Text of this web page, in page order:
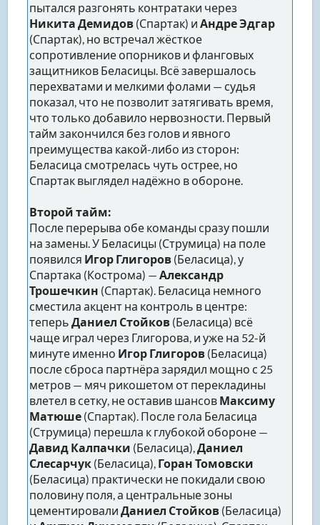
пытался разгонять контратаки через
Никита Демидов (Спартак) иАндре Эдгар
(Спартак), но встречал жёсткое
сопротивление опорников и фланговых
защитников Беласицы. Всё завершалось
перехватами и мелкими фолами — судья
показал, что не позволит затягивать время,
что только добавило нервозности. Первый
тайм закончился без голов и явного
преимущества какой-либо из сторон:
Беласица смотрелась чуть острее, но
Спартак выглядел надёжно в обороне.
Второй тайм:
После перерыва обе команды сразу пошли
на замены. У Беласицы (Струмица) на поле
появился Игор Глигоров (Беласица), у
Спартака (Кострома) —Александр
Трошечкин (Спартак). Беласица немного
сместила акцент на контроль в центре:
теперьДаниел Стойков (Беласица) всё
чаще играл через Глигорова, и уже на 52-й
минуте именно Игор Глигоров (Беласица)
после сброса партнёра зарядил мощно с 25
метров — мяч рикошетом от перекладины
влетел в сетку, не оставив шансов Максиму
Матюше (Спартак). После гола Беласица
(Струмица) перешла к глубокой обороне —
Давид Калпачки (Беласица),Даниел
Слесарчук (Беласица), Горан Томовски
(Беласица) практически не покидали свою
половину поля, а центральные зоны
цементировалиДаниел Стойков (Беласица)